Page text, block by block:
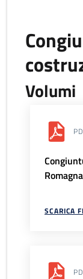
Volumi
SCARICA